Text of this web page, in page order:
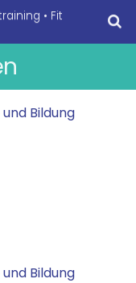
• Fit
Bil­dung
Bil­dung